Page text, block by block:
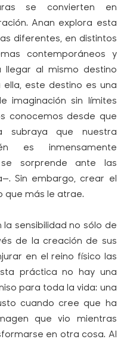
se convierten en
Anan explora esta
diferentes, en distintos
contemporáneos y
llegar al mismo destino
ella, este destino es una
imaginación sin límites
conocemos desde que
subraya que nuestra
es inmensamente
sorprende ante las
Sin embargo, crear el
que más le atrae.
sensibilidad no sólo de
de la creación de sus
en el reino físico las
práctica no hay una
para toda la vida: una
cuando cree que ha
que vio mientras
en otra cosa. Al